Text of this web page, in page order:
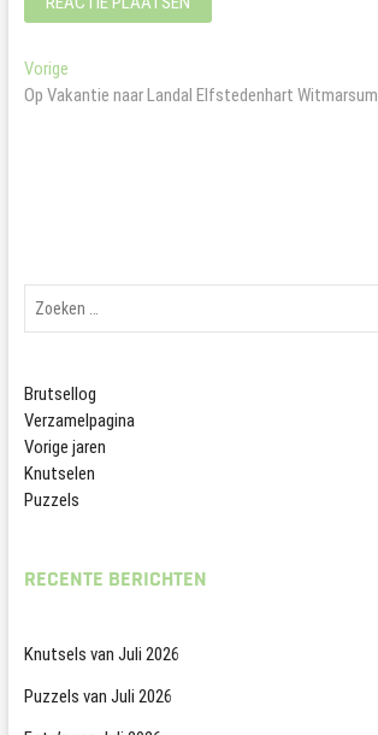
Bericht
navigatie
VorigeVorig
bericht:
Op Vakantie naar Landal Elfstedenhart Witmarsum
Brutsellog
Verzamelpagina
Vorige jaren
Knutselen
Puzzels
RECENTE BERICHTEN
Knutsels van Juli 2026
Puzzels van Juli 2026